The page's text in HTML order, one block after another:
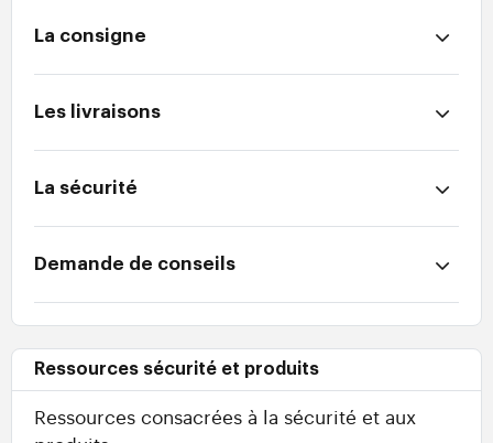
La consigne
Les livraisons
La sécurité
Demande de conseils
Ressources sécurité et produits
Ressources consacrées à la sécurité et aux